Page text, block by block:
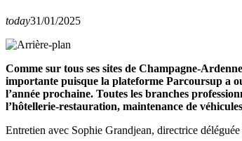
today31/01/2025
Comme sur tous ses sites de Champagne-
importante puisque la plateforme Parcoursup a
l’année prochaine. Toutes les branches
l’hôtellerie-restauration, maintenance de
Entretien avec Sophie Grandjean, directrice